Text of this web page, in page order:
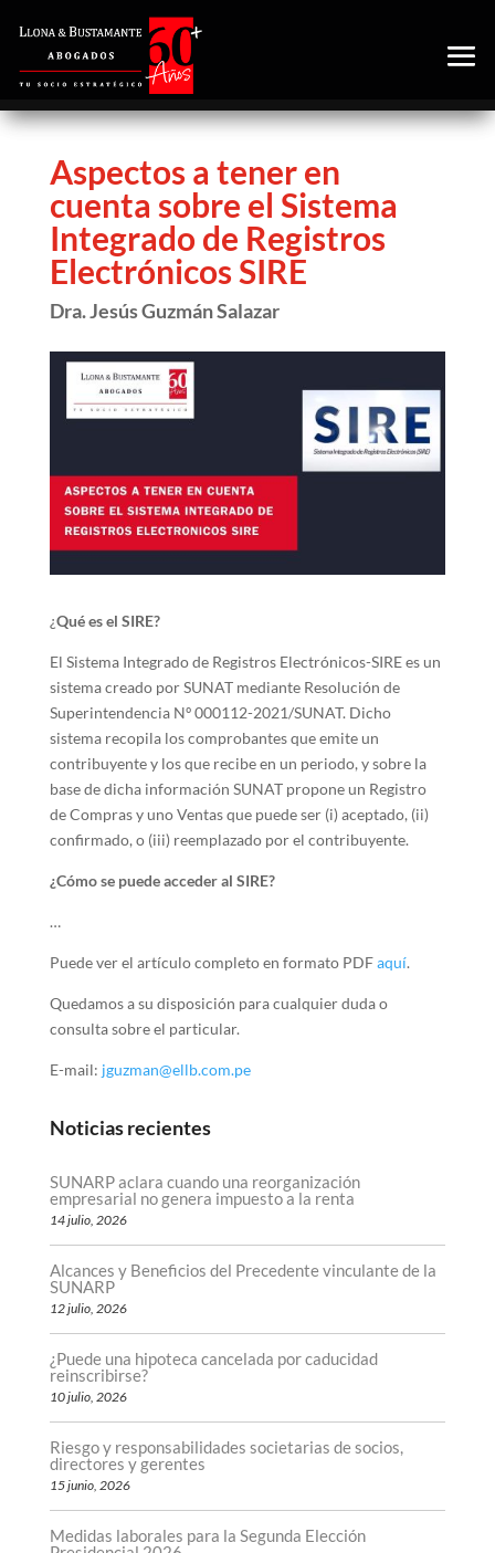
Aspectos a tener en
cuenta sobre el Sistema
Integrado de Registros
Electrónicos SIRE
Dra. Jesús Guzmán Salazar
¿Qué es el SIRE?
El Sistema Integrado de Registros Electrónicos-SIRE es un
sistema creado por SUNAT mediante Resolución de
Superintendencia Nº 000112-2021/SUNAT. Dicho
sistema recopila los comprobantes que emite un
contribuyente y los que recibe en un periodo, y sobre la
base de dicha información SUNAT propone un Registro
de Compras y uno Ventas que puede ser (i) aceptado, (ii)
confirmado, o (iii) reemplazado por el contribuyente.
¿Cómo se puede acceder al SIRE?
…
Puede ver el artículo completo en formato PDFaquí.
Quedamos a su disposición para cualquier duda o
consulta sobre el particular.
E-mail: jguzman@ellb.com.pe
Noticias recientes
SUNARP aclara cuando una reorganización
empresarial no genera impuesto a la renta
14 julio, 2026
Alcances y Beneficios del Precedente vinculante de la
SUNARP
12 julio, 2026
¿Puede una hipoteca cancelada por caducidad
reinscribirse?
10 julio, 2026
Riesgo y responsabilidades societarias de socios,
directores y gerentes
15 junio, 2026
Medidas laborales para la Segunda Elección